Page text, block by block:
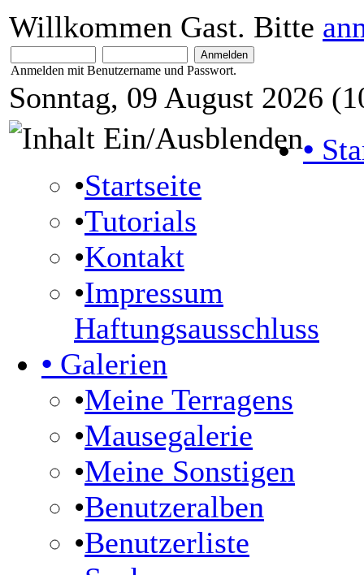
Willkommen Gast. Bitte
Anmelden mit Benutzername und Passwort.
Sonntag, 09 August 2026
•
•Startseite
•Tutorials
•Kontakt
•Impressum
Haftungsausschluss
• Galerien
•Meine Terragens
•Mausegalerie
•Meine Sonstigen
•Benutzeralben
•Benutzerliste